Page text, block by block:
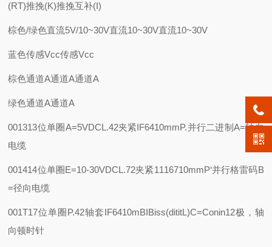
(RT)推挽(K)推挽互补(I)
棕色/绿色直流5V/10~30V直流10~30V直流10~30V
蓝色传感Vcc传感Vcc
棕色通道A通道A通道A
绿色通道A通道A
001313位单圈A=5VDCL.42夹紧IF6410mmP.并行二进制A=轴向
电缆
001414位单圈E=10-30VDCL.72夹紧1116710mmP‘并行格雷码B
=径向电缆
001T17位单圈 P.42轴套IF6410mBIBiss(dititL)C=Conin12极，轴
向顿时针